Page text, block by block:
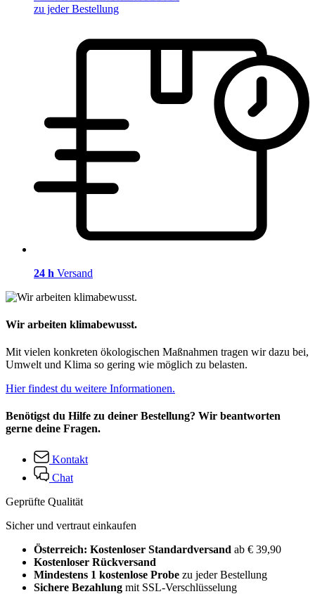
zu jeder Bestellung
24 h Versand
Wir arbeiten klimabewusst.
Mit vielen konkreten ökologischen Maßnahmen tragen wir dazu bei,
Umwelt und Klima so gering wie möglich zu belasten.
Hier findest du weitere Informationen.
Benötigst du Hilfe zu deiner Bestellung? Wir beantworten
gerne deine Fragen.
Kontakt
Chat
Geprüfte Qualität
Sicher und vertraut einkaufen
Österreich: Kostenloser Standardversand ab € 39,90
Kostenloser Rückversand
Mindestens 1 kostenlose Probe zu jeder Bestellung
Sichere Bezahlung mit SSL-Verschlüsselung